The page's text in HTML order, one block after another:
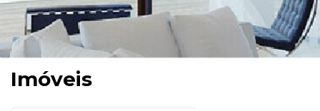
Imóveis